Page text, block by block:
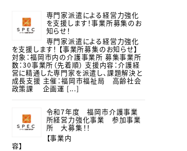
専門家派遣による経営力強化
を支援します！事業所募集のお
知らせ！
専門家派遣による経営力強化
を支援します！ 【事業所募集のお知らせ】
対象：福岡市内の介護事業所 募集事業所
数：30事業所（先着順） 支援内容：介護経
営に精通した専門家を派遣し、課題解決と
成長支援 主催：福岡市福祉局 高齢社会
政策課 企画運 [...]
令和7年度 福岡市介護事業
所経営力強化事業 参加事業
所 大募集！！
【事業内
容】